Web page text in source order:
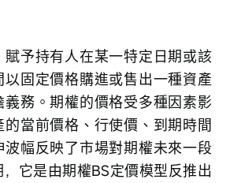
予持有人在某一特定日期或該
以固定價格購進或售出一種資產
務。期權的價格受多種因素影
當前價格、行使價、到期時間
幅反映了市場對期權未來一段
它是由期權BS定價模型反推出